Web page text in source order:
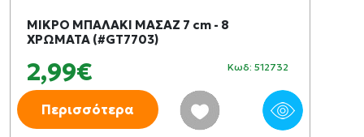
ΜΙΚΡΟ ΜΠΑΛΑΚΙ ΜΑΣΑΖ 7 cm - 8
ΧΡΩΜΑΤΑ (#GT7703)
2,99€ Κωδ: 512732
Περισσότερα